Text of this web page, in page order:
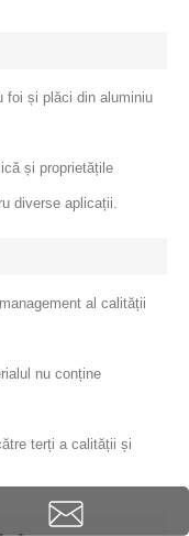
foi și plăci din aluminiu
și proprietățile
diverse aplicații.
al calității
nu conține
terți a calității și